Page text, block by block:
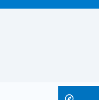
testo